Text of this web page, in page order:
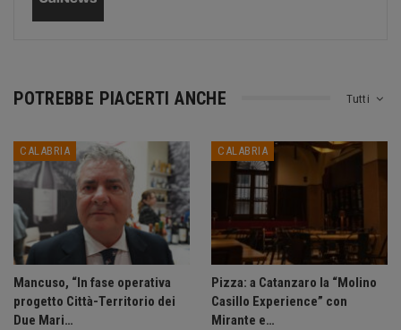
Tutti
POTREBBE PIACERTI ANCHE
CALABRIA
Mancuso, “In fase operativa
progetto Città-Territorio dei
Due Mari…
CALABRIA
Pizza: a Catanzaro la “Molino
Casillo Experience” con
Mirante e…